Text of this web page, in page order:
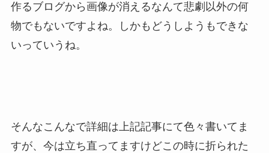
作るブログから画像が消えるなんて悲劇以外の何
物でもないですよね。しかもどうしようもできな
いっていうね。
そんなこんなで詳細は上記記事にて色々書いてま
すが、今は立ち直ってますけどこの時に折られた